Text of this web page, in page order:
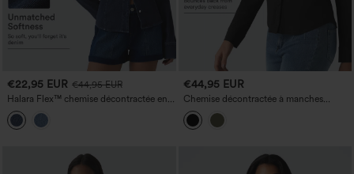
€22,95 EUR €44,95 EUR
Halara Flex™ chemise décontractée en
jean à manches longues
€44,95 EUR
Chemise décontractée à manches
longues, anti-froissement et à séchage
rapide